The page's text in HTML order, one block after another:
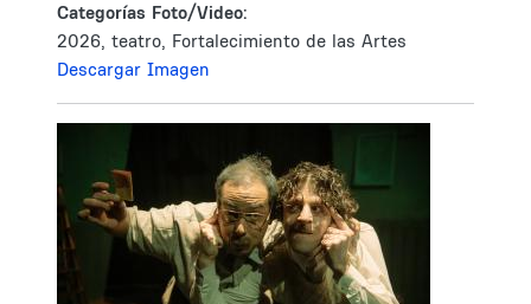
Categorías Foto/Video:
2026, teatro, Fortalecimiento de las Artes
Descargar Imagen